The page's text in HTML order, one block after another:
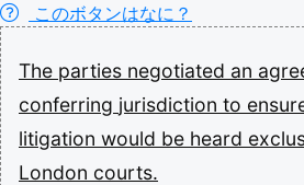
このボタンはなに？
The parties negotiated an
conferring jurisdiction to
litigation would be heard
London courts.